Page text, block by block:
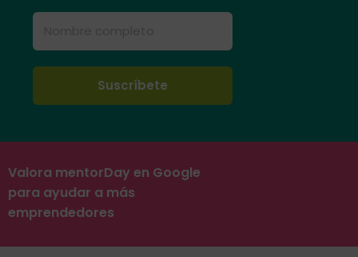
Valora mentorDay en Google
para ayudar a más
emprendedores